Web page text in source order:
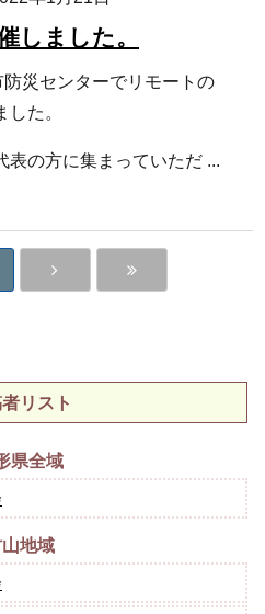
しました。
災センターでリモートの
た。
表の方に集まっていただ
リスト
県全域
地域